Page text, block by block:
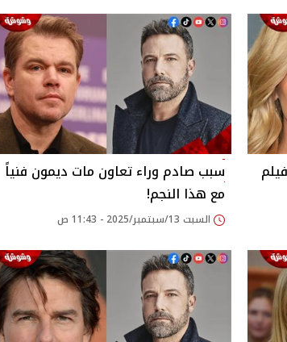
سبب صادم وراء تعاون مات ديمون فنياً
مع هذا النجم!
السبت 13/سبتمبر/2025 - 11:43 ص